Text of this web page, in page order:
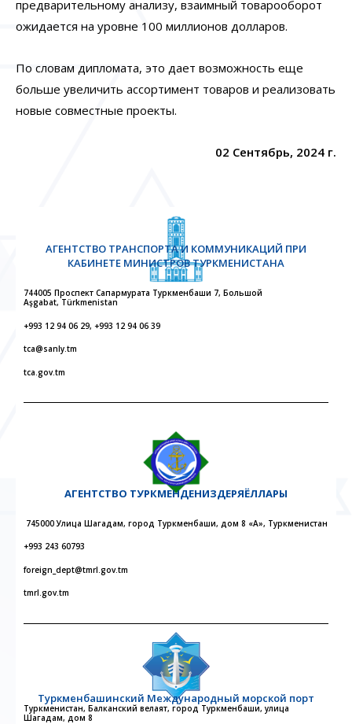
предварительному анализу, взаимный товарооборот
ожидается на уровне 100 миллионов долларов.
По словам дипломата, это дает возможность еще
больше увеличить ассортимент товаров и реализовать
новые совместные проекты.
02 Сентябрь, 2024 г.
АГЕНТСТВО ТРАНСПОРТА И КОММУНИКАЦИЙ ПРИ
КАБИНЕТЕ МИНИСТРОВ ТУРКМЕНИСТАНА
744005 Проспект Сапармурата Туркменбаши 7, Большой
Aşgabat, Türkmenistan
+993 12 94 06 29, +993 12 94 06 39
tca@sanly.tm
tca.gov.tm
АГЕНТСТВО ТУРКМЕНДЕНИЗДЕРЯЁЛЛАРЫ
745000 Улица Шагадам, город Туркменбаши, дом 8 «А», Туркменистан
+993 243 60793
foreign_dept@tmrl.gov.tm
tmrl.gov.tm
Туркменбашинский Международный морской порт
Туркменистан, Балканский велаят, город Туркменбаши, улица
Шагадам, дом 8